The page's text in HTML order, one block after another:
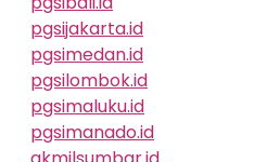
pgsijakarta.id
pgsimedan.id
pgsilombok.id
pgsimaluku.id
pgsimanado.id